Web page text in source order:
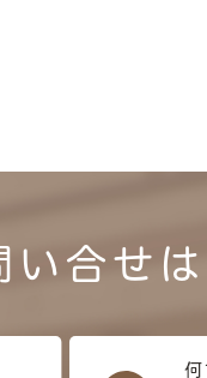
い合せは